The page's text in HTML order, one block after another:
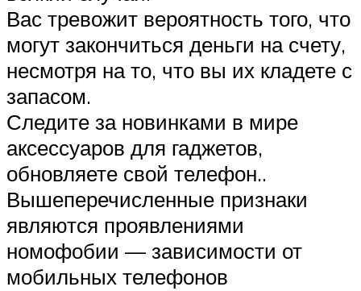
Вас тревожит вероятность того, что
могут закончиться деньги на счету,
несмотря на то, что вы их кладете с
запасом.
Следите за новинками в мире
аксессуаров для гаджетов,
обновляете свой телефон..
Вышеперечисленные признаки
являются проявлениями
номофобии — зависимости от
мобильных телефонов